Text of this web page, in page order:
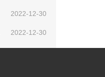
2022-12-30
2022-12-30